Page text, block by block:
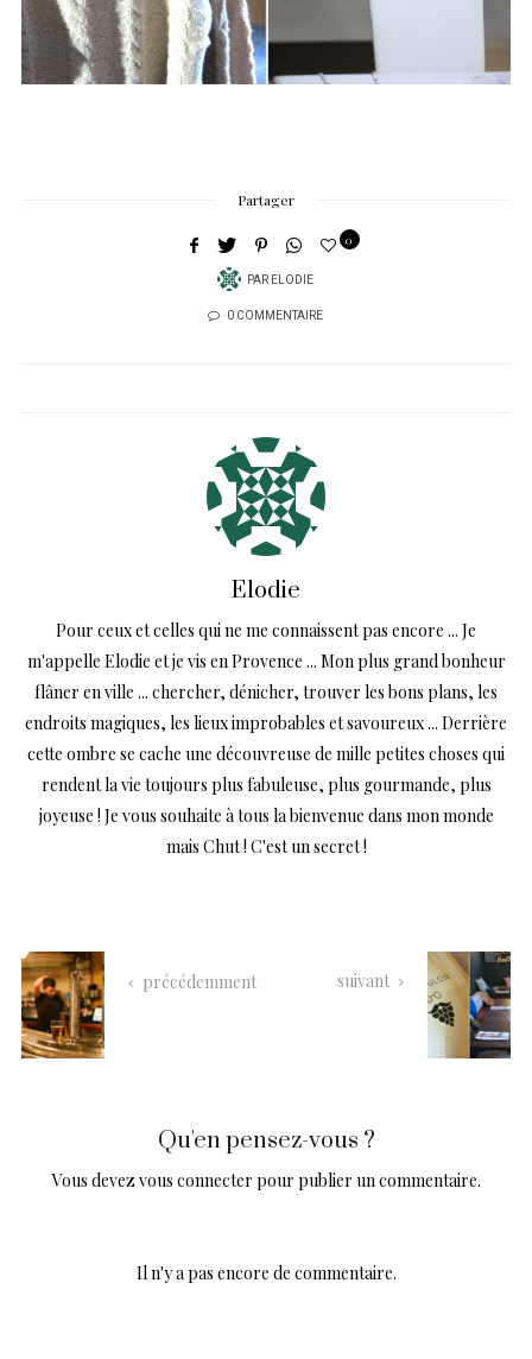
Partager
PAR ELODIE
0
0 COMMENTAIRE
Elodie
Pour ceux et celles qui ne me connaissent pas encore ... Je
m'appelle Elodie et je vis en Provence ... Mon plus grand bonheur
flâner en ville ... chercher, dénicher, trouver les bons plans, les
endroits magiques, les lieux improbables et savoureux ... Derrière
cette ombre se cache une découvreuse de mille petites choses qui
rendent la vie toujours plus fabuleuse, plus gourmande, plus
joyeuse ! Je vous souhaite à tous la bienvenue dans mon monde
mais Chut ! C'est un secret !
précédemment suivant
Qu'en pensez-vous ?
Vous devezvous connecter pour publier un commentaire.
Il n'y a pas encore de commentaire.